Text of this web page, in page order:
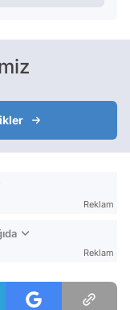
Reklam
Reklam